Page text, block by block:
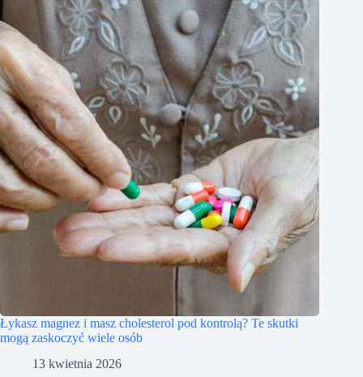
Łykasz magnez i masz cholesterol pod kontrolą? Te skutki
mogą zaskoczyć wiele osób
13 kwietnia 2026